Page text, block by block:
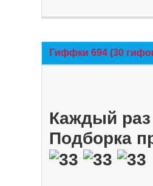
Гиффки 694 (30
Каждый
Подборка